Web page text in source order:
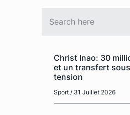
Christ Inao: 30
et un transfert
tension
Sport / 31 Juillet 2026